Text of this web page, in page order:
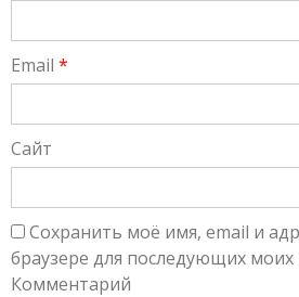
Email *
Сайт
Сохранить моё имя, email и
браузере для последующих
Комментарий